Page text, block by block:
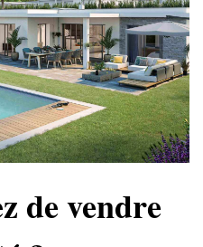
de vendre